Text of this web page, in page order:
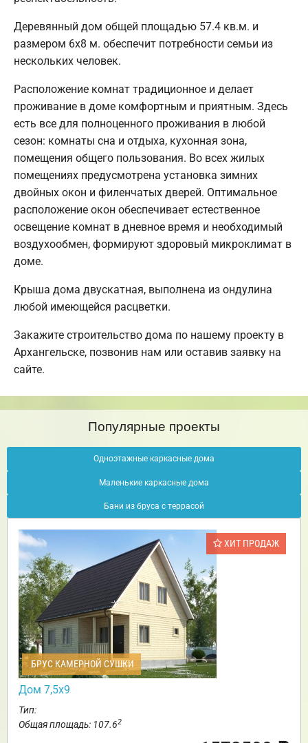
Деревянный дом общей площадью 57.4 кв.м. и
размером 6х8 м. обеспечит потребности семьи из
нескольких человек.
Расположение комнат традиционное и делает
проживание в доме комфортным и приятным. Здесь
есть все для полноценного проживания в любой
сезон: комнаты сна и отдыха, кухонная зона,
помещения общего пользования. Во всех жилых
помещениях предусмотрена установка зимних
двойных окон и филенчатых дверей. Оптимальное
расположение окон обеспечивает естественное
освещение комнат в дневное время и необходимый
воздухообмен, формируют здоровый микроклимат в
доме.
Крыша дома двускатная, выполнена из ондулина
любой имеющейся расцветки.
Закажите строительство дома по нашему проекту в
Архангельске, позвонив нам или оставив заявку на
сайте.
Популярные проекты
Одноэтажные каркасные дома
Маленькие каркасные дома
Бани из бруса с террасой
ХИТ ПРОДАЖ
БРУС КАМЕРНОЙ СУШКИ
Дом 7,5х9
Тип:
Общая площадь: 107.62